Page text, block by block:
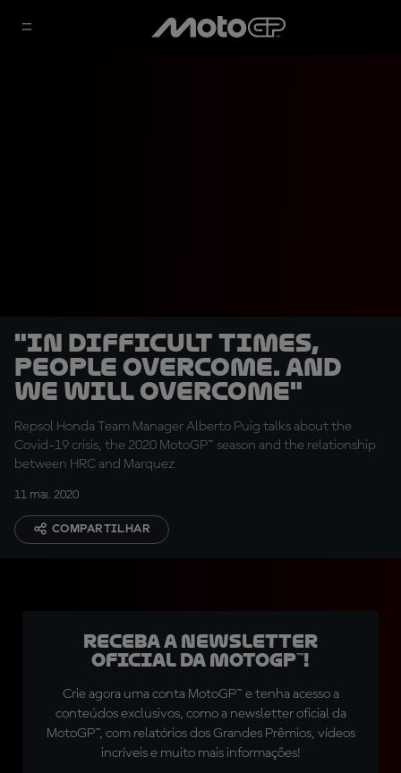
"In difficult times,
people overcome. And
we will overcome"
Repsol Honda Team Manager Alberto Puig talks about the
Covid-19 crisis, the 2020 MotoGP™ season and the relationship
between HRC and Marquez
11 mai. 2020
COMPARTILHAR
Receba a newsletter
oficial da MotoGP™!
Crie agora uma conta MotoGP™ e tenha acesso a
conteúdos exclusivos, como a newsletter oficial da
MotoGP™, com relatórios dos Grandes Prêmios, vídeos
incríveis e muito mais informações!